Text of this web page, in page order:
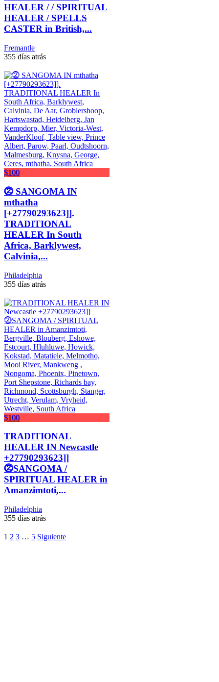
HEALER / / SPIRITUAL
HEALER / SPELLS
CASTER in British,...
Fremantle
355 días atrás
$100
⓶ SANGOMA IN
mthatha
[+27790293623]].
TRADITIONAL
HEALER In South
Africa, Barklywest,
Calvinia,...
Philadelphia
355 días atrás
$100
TRADITIONAL
HEALER IN Newcastle
+27790293623]]
⓶SANGOMA /
SPIRITUAL HEALER in
Amanzimtoti,...
Philadelphia
355 días atrás
1 2 3 … 5 Siguiente